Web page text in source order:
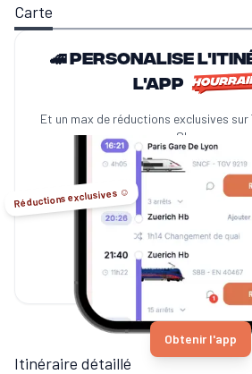
Carte
🚄 Personalise
l'app
Et un max de réductions exclusives
Sleeper...
Réductions exclusives ☺️
Obtenir l'app
Itinéraire détaillé